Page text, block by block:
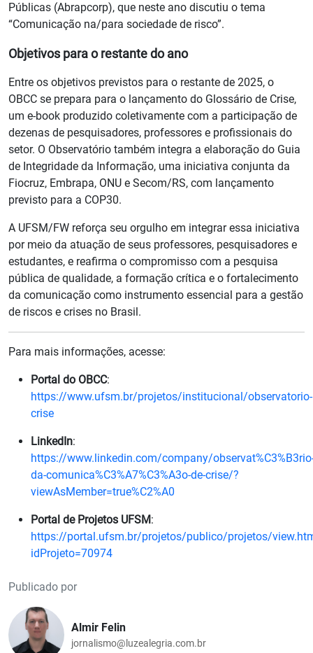
Públicas (Abrapcorp), que neste ano discutiu o tema
“Comunicação na/para sociedade de risco”.
Objetivos para o restante do ano
Entre os objetivos previstos para o restante de 2025, o
OBCC se prepara para o lançamento do Glossário de Crise,
um e-book produzido coletivamente com a participação de
dezenas de pesquisadores, professores e profissionais do
setor. O Observatório também integra a elaboração do Guia
de Integridade da Informação, uma iniciativa conjunta da
Fiocruz, Embrapa, ONU e Secom/RS, com lançamento
previsto para a COP30.
A UFSM/FW reforça seu orgulho em integrar essa iniciativa
por meio da atuação de seus professores, pesquisadores e
estudantes, e reafirma o compromisso com a pesquisa
pública de qualidade, a formação crítica e o fortalecimento
da comunicação como instrumento essencial para a gestão
de riscos e crises no Brasil.
Para mais informações, acesse:
Portal do OBCC:
https://www.ufsm.br/projetos/institucional/observatorio-
crise
LinkedIn:
https://www.linkedin.com/company/
da-comunica%C3%A7%C3%A3o-de-crise/?
viewAsMember=true%C2%A0
Portal de Projetos UFSM:
https://portal.ufsm.br/projetos/publico/projetos/
idProjeto=70974
Publicado por
Almir Felin
jornalismo@luzealegria.com.br